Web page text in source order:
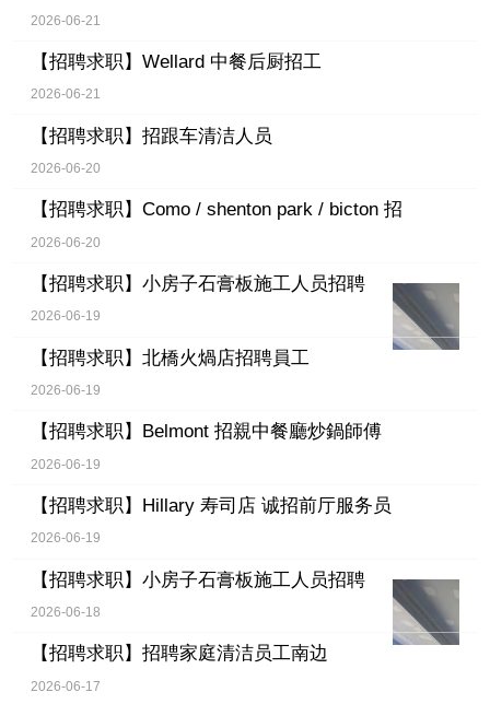
2026-06-21
【招聘求职】 Wellard 中餐后厨招工
2026-06-21
【招聘求职】 招跟车清洁人员
2026-06-20
【招聘求职】 Como / shenton park / bicton 招
2026-06-20
【招聘求职】 小房子石膏板施工人员招聘
2026-06-19
【招聘求职】 北橋火煱店招聘員工
2026-06-19
【招聘求职】 Belmont 招親中餐廳炒鍋師傅
2026-06-19
【招聘求职】 Hillary 寿司店 诚招前厅服务员
2026-06-19
【招聘求职】 小房子石膏板施工人员招聘
2026-06-18
【招聘求职】 招聘家庭清洁员工南边
2026-06-17